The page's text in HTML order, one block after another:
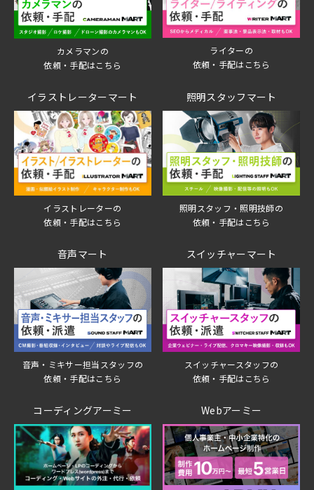
カメラマンの
依頼・手配はこちら
ライターの
依頼・手配はこちら
イラストレーターマート
イラストレーターの
依頼・手配はこちら
照明スタッフマート
照明スタッフ・照明技師の
依頼・手配はこちら
音声マート
音声・ミキサー担当スタッフの
依頼・手配はこちら
スイッチャーマート
スイッチャースタッフの
依頼・手配はこちら
コーディングアーミー Webアーミー